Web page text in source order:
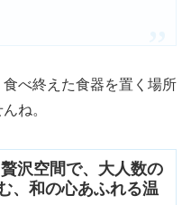
べ終えた食器を置く場所
ね。
沢空間で、大人数の
、和の心あふれる温